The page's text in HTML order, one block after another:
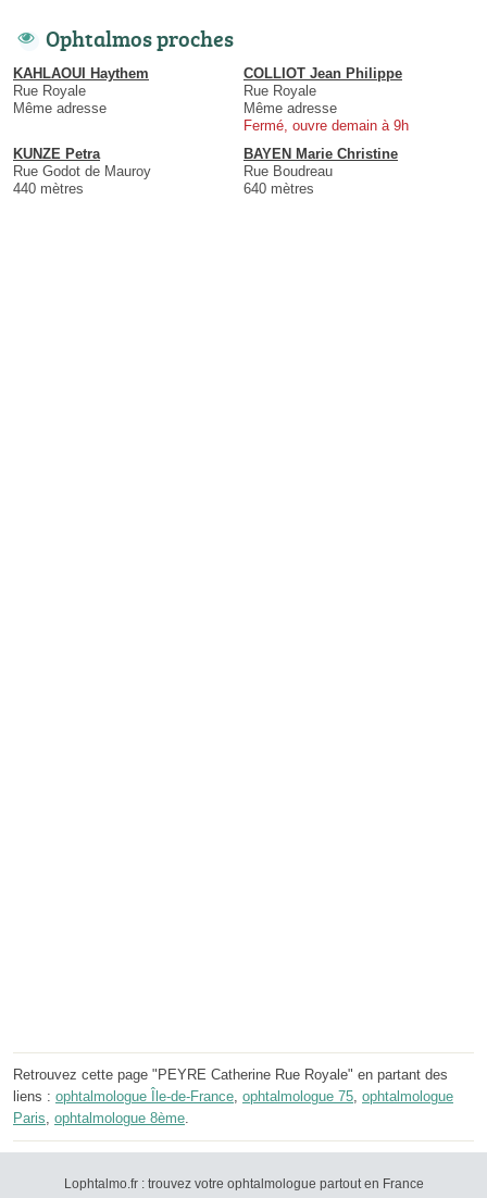
Ophtalmos proches
KAHLAOUI Haythem
Rue Royale
Même adresse
COLLIOT Jean Philippe
Rue Royale
Même adresse
Fermé, ouvre demain à 9h
KUNZE Petra
Rue Godot de Mauroy
440 mètres
BAYEN Marie Christine
Rue Boudreau
640 mètres
Retrouvez cette page "PEYRE Catherine Rue Royale" en partant des
liens : ophtalmologue Île-de-France ophtalmologue 75 ophtalmologue
Paris ophtalmologue 8ème
Lophtalmo.fr : trouvez votre ophtalmologue partout en France